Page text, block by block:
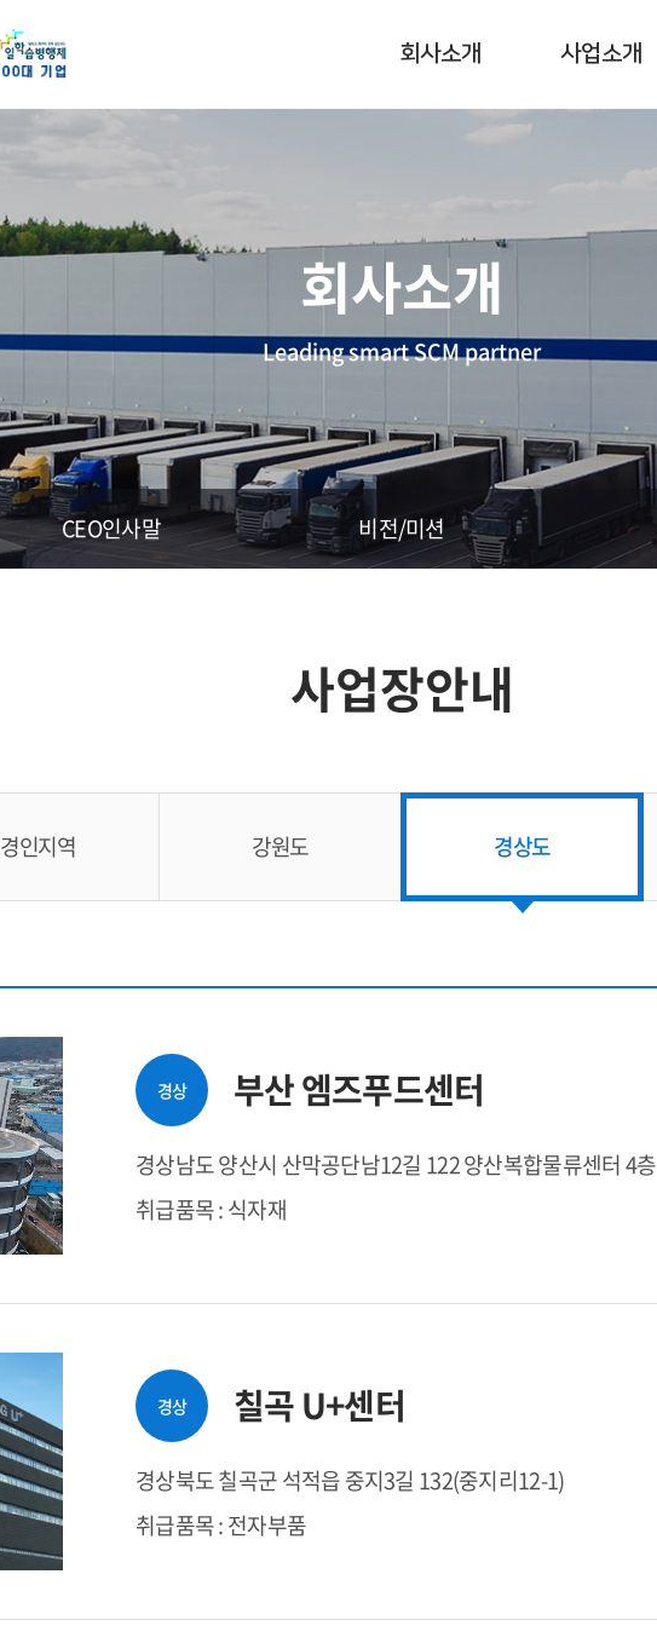
회사소개 사업소개
회사소개
Leading smart SCM partner
CEO인사말 비전/미션
사업장안내
경인지역 강원도 경상도
경상 부산 엠즈푸드센터
경상남도 양산시 산막공단남12길 122 양산복합물류센터 4층
취급품목 : 식자재
경상 칠곡 U+센터
경상북도 칠곡군 석적읍 중지3길 132(중지리12-1)
취급품목 : 전자부품